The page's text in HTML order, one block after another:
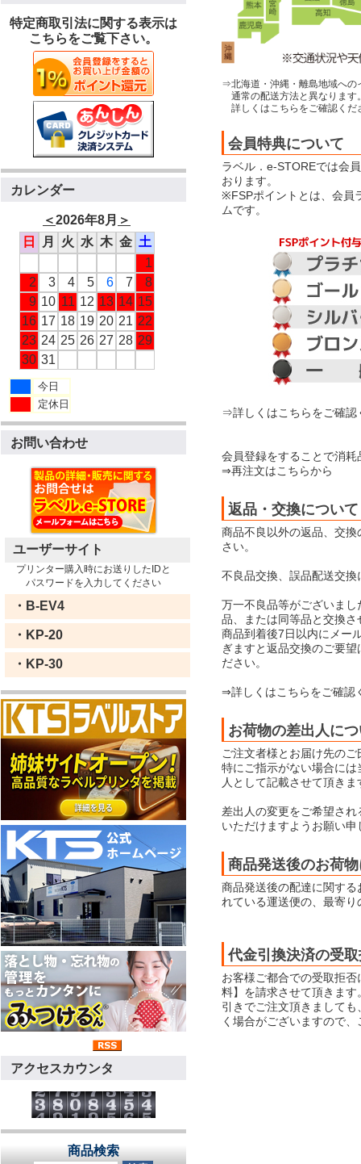
特定商取引法に関する表示は
こちらをご覧下さい。
カレンダー
＜2026年8月 ＞
日
月 火 水 木 金 土
1
2
3 4 5 6 7
8
9 10 11 12 13 14 15
16 17 18 19 20 21 22
23 24 25 26 27 28 29
30 31
今日
定休日
お問い合わせ
ユーザーサイト
プリンター購入時にお送りしたIDと
パスワードを入力してください
・B-EV4
・KP-20
・KP-30
アクセスカウンタ
商品検索
⇒北海道・沖縄・離島地域への
通常の配送方法と異なります
詳しくはこちらをご確認くだ
会員特典について
ラベル．e-STOREでは会
おります。
※FSPポイントとは、会員
ムです。
⇒詳しくはこちらをご確認
会員登録をすることで消
⇒再注文はこちらから
返品・交換について
商品不良以外の返品、交
さい。
不良品交換、誤品配送交
万一不良品等がございま
品、または同等品と交換
商品到着後7日以内にメー
ぎますと返品交換のご要
ださい。
⇒詳しくはこちらをご確認
お荷物の差出人に
ご注文者様とお届け先の
特にご指示がない場合に
人として記載させて頂きま
差出人の変更をご希望さ
いただけますようお願い申
商品発送後のお荷
商品発送後の配達に関す
れている運送便の、最寄
代金引換決済の受
お客様ご都合での受取拒
料】を請求させて頂きま
引きでご注文頂きまして
く場合がございますので